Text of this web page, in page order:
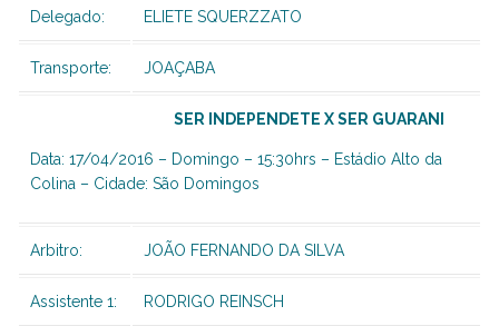
Delegado: ELIETE SQUERZZATO
Transporte: JOAÇABA
SER INDEPENDETE X SER GUARANI
Data: 17/04/2016 – Domingo – 15:30hrs – Estádio Alto da
Colina – Cidade: São Domingos
Arbitro: JOÃO FERNANDO DA SILVA
Assistente 1: RODRIGO REINSCH